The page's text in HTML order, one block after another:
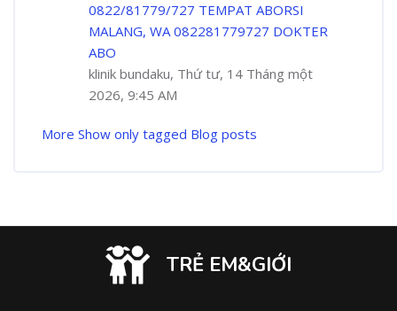
0822/81779/727 TEMPAT ABORSI
MALANG, WA 082281779727 DOKTER
ABO
klinik bundaku, Thứ tư, 14 Tháng một
2026, 9:45 AM
More Show only tagged Blog posts
TRẺ EM&GIỚI